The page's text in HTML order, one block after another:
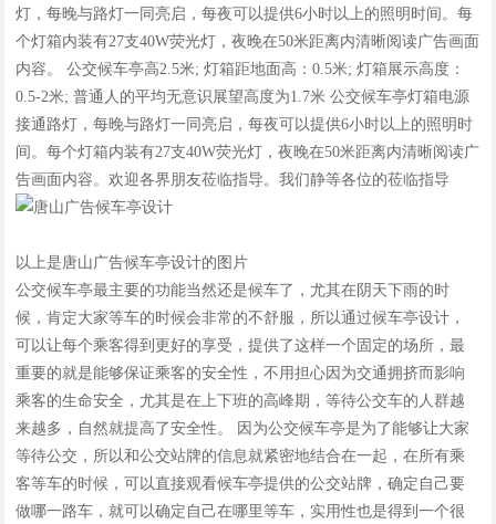
灯，每晚与路灯一同亮启，每夜可以提供6小时以上的照明时间。每
个灯箱内装有27支40W荧光灯，夜晚在50米距离内清晰阅读广告画面
内容。 公交候车亭高2.5米; 灯箱距地面高：0.5米; 灯箱展示高度：
0.5-2米; 普通人的平均无意识展望高度为1.7米 公交候车亭灯箱电源
接通路灯，每晚与路灯一同亮启，每夜可以提供6小时以上的照明时
间。每个灯箱内装有27支40W荧光灯，夜晚在50米距离内清晰阅读广
告画面内容。欢迎各界朋友莅临指导。我们静等各位的莅临指导
以上是唐山广告候车亭设计的图片
公交候车亭最主要的功能当然还是候车了，尤其在阴天下雨的时
候，肯定大家等车的时候会非常的不舒服，所以通过候车亭设计，
可以让每个乘客得到更好的享受，提供了这样一个固定的场所，最
重要的就是能够保证乘客的安全性，不用担心因为交通拥挤而影响
乘客的生命安全，尤其是在上下班的高峰期，等待公交车的人群越
来越多，自然就提高了安全性。 因为公交候车亭是为了能够让大家
等待公交，所以和公交站牌的信息就紧密地结合在一起，在所有乘
客等车的时候，可以直接观看候车亭提供的公交站牌，确定自己要
做哪一路车，就可以确定自己在哪里等车，实用性也是得到一个很